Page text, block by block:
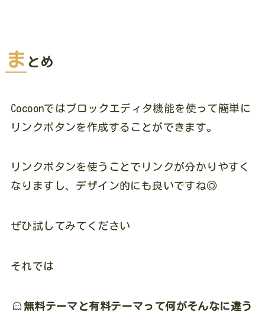
ま とめ
Cocoonではブロックエディタ機能を使って簡単に
リンクボタンを作成することができます。
リンクボタンを使うことでリンクが分かりやすく
なりますし、デザイン的にも良いですね◎
ぜひ試してみてください
それでは
無料テーマと有料テーマって何がそんなに違う